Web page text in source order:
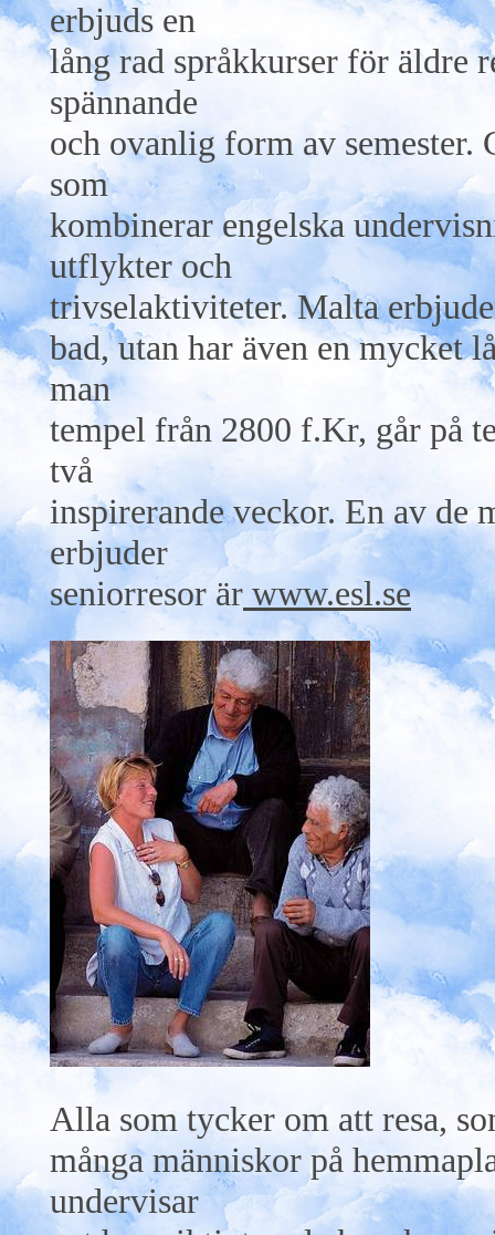
erbjuds en
lång rad språkkurser för äldre
spännande
och ovanlig form av semester.
som
kombinerar engelska
utflykter och
trivselaktiviteter. Malta
bad, utan har även en mycket
man
tempel från 2800 f.Kr, går på
två
inspirerande veckor. En av de
erbjuder
seniorresor är www.esl.se
Alla som tycker om att resa,
många människor på
undervisar